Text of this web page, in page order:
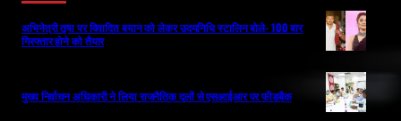
अभिनेत्री तृषा पर विवादित बयान को लेकर उदयनिधि स्टालिन बोले- 100 बार
गिरफ्तार होने को तैयार
मुख्य निर्वाचन अधिकारी ने लिया राजनैतिक दलों से एसआईआर पर फीडबैक